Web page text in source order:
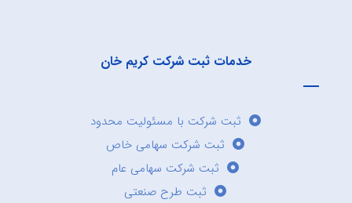
خدمات ثبت شرکت کریم خان
ثبت شرکت با مسئولیت محدود
ثبت شرکت سهامی خاص
ثبت شرکت سهامی عام
ثبت طرح صنعتی